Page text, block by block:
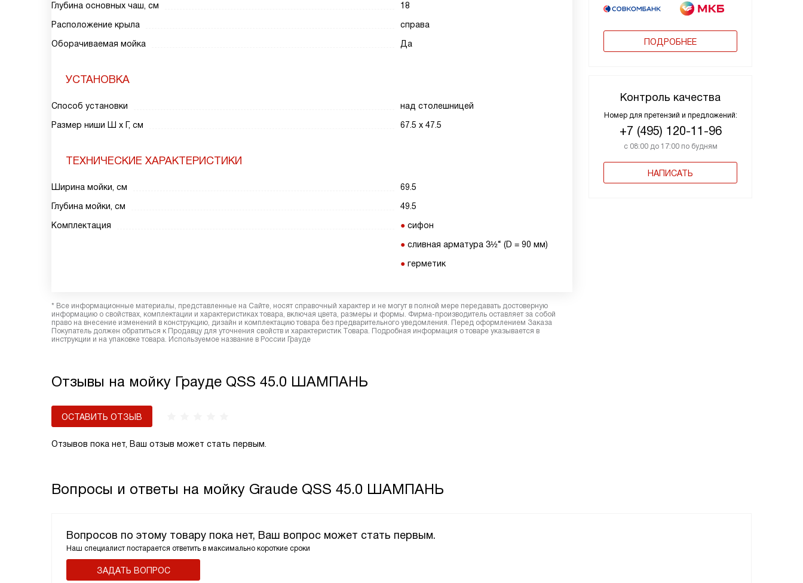
ПОДРОБНЕЕ
Контроль качества
Номер для претензий и предложений:
+7 (495) 120-11-96
с 08:00 до 17:00 по будням
НАПИСАТЬ
Глубина основных чаш, см
18
Расположение крыла
справа
Оборачиваемая мойка
Да
УСТАНОВКА
Способ установки
над столешницей
Размер ниши Ш х Г, см
67.5 х 47.5
ТЕХНИЧЕСКИЕ ХАРАКТЕРИСТИКИ
Ширина мойки, см
69.5
Глубина мойки, см
49.5
Комплектация
сифон
сливная арматура 3½“ (D = 90 мм)
герметик
* Все информационные материалы, представленные на Сайте, носят справочный характер и не могут в полной мере передавать достоверную
информацию о свойствах, комплектации и характеристиках товара, включая цвета, размеры и формы. Фирма-производитель оставляет за собой
право на внесение изменений в конструкцию, дизайн и комплектацию товара без предварительного уведомления. Перед оформлением Заказа
Покупатель должен обратиться к Продавцу для уточнения свойств и характеристик Товара. Подробная информация о товаре указывается в
инструкции и на упаковке товара. Используемое название в России Грауде
Отзывы на мойку Грауде QSS 45.0 ШАМПАНЬ
ОСТАВИТЬ ОТЗЫВ
Отзывов пока нет, Ваш отзыв может стать первым.
Вопросы и ответы на мойку Graude QSS 45.0 ШАМПАНЬ
Вопросов по этому товару пока нет, Ваш вопрос может стать первым.
Наш специалист постарается ответить в максимально короткие сроки
ЗАДАТЬ ВОПРОС